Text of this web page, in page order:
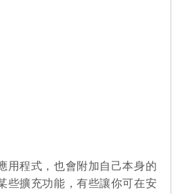
用程式，也會附加自己本身的
些擴充功能，有些讓你可在安